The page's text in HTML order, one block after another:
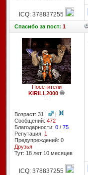
ICQ: 378837255
Спасибоза пост: 1
Посетители
KIRILL2000
--
Возраст: 31 |
|
Сообщений: 472
Благодарности: 0/ 75
Репутация: 1
Предупреждений: 0
Друзья
Тут: 18 лет 10 месяцев
ICQ: 378837255